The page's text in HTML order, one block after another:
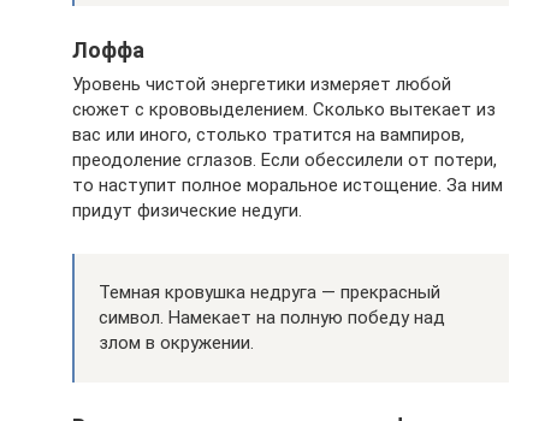
Лоффа
Уровень чистой энергетики измеряет любой
сюжет с крововыделением. Сколько вытекает из
вас или иного, столько тратится на вампиров,
преодоление сглазов. Если обессилели от потери,
то наступит полное моральное истощение. За ним
придут физические недуги.
Темная кровушка недруга — прекрасный
символ. Намекает на полную победу над
злом в окружении.